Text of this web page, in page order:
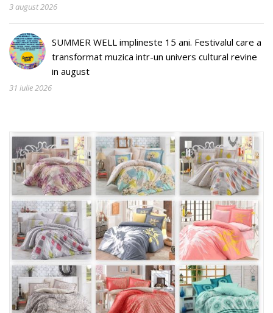
3 august 2026
SUMMER WELL implineste 15 ani. Festivalul care a
transformat muzica intr-un univers cultural revine
in august
31 iulie 2026